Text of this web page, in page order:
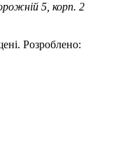
5, корп. 2
Розроблено: